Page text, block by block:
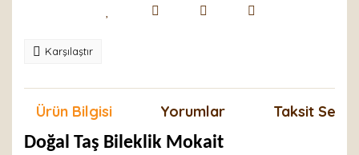
Karşılaştır
Ürün Bilgisi Yorumlar Taksit
Doğal Taş Bileklik Mokait